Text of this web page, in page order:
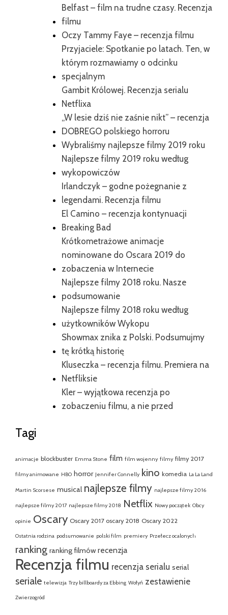
Belfast – film na trudne czasy. Recenzja
filmu
Oczy Tammy Faye – recenzja filmu
Przyjaciele: Spotkanie po latach. Ten, w
którym rozmawiamy o odcinku
specjalnym
Gambit Królowej. Recenzja serialu
Netflixa
„W lesie dziś nie zaśnie nikt” – recenzja
DOBREGO polskiego horroru
Wybraliśmy najlepsze filmy 2019 roku
Najlepsze filmy 2019 roku według
wykopowiczów
Irlandczyk – godne pożegnanie z
legendami. Recenzja filmu
El Camino – recenzja kontynuacji
Breaking Bad
Krótkometrażowe animacje
nominowane do Oscara 2019 do
zobaczenia w Internecie
Najlepsze filmy 2018 roku. Nasze
podsumowanie
Najlepsze filmy 2018 roku według
użytkowników Wykopu
Showmax znika z Polski. Podsumujmy
tę krótką historię
Kluseczka – recenzja filmu. Premiera na
Netfliksie
Kler – wyjątkowa recenzja po
zobaczeniu filmu, a nie przed
Tagi
animacje blockbuster Emma Stone film film wojenny filmy filmy 2017
filmy animowane HBO horror Jennifer Connelly kino komedia La La Land
Martin Scorsese musical najlepsze filmy najlepsze filmy 2016
najlepsze filmy 2017 najlepsze filmy 2018 Netflix Nowy początek Obcy
opinie Oscary Oscary 2017 oscary 2018 Oscary 2022
Ostatnia rodzina podsumowanie polski film premiery Przełecz ocalonych
ranking ranking filmów recenzja
Recenzja filmu recenzja serialu serial
seriale telewizja Trzy billboardy za Ebbing Wołyń zestawienie
Zwierzogród